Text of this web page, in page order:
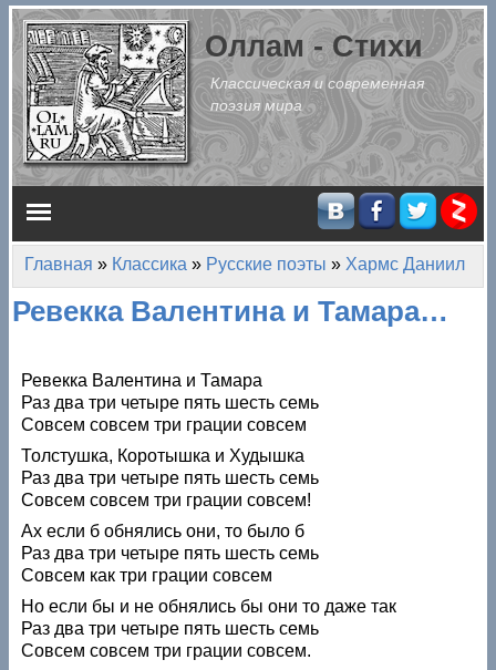
Перейти к основному содержанию
Оллам - Стихи
Классическая и современная
поэзия мира
Главное меню
Вы здесь
Главная » Классика » Русские поэты » Хармс Даниил
Ревекка Валентина и Тамара…
Ревекка Валентина и Тамара
Раз два три четыре пять шесть семь
Совсем совсем три грации совсем
Толстушка, Коротышка и Худышка
Раз два три четыре пять шесть семь
Совсем совсем три грации совсем!
Ах если б обнялись они, то было б
Раз два три четыре пять шесть семь
Совсем как три грации совсем
Но если бы и не обнялись бы они то даже так
Раз два три четыре пять шесть семь
Совсем совсем три грации совсем.